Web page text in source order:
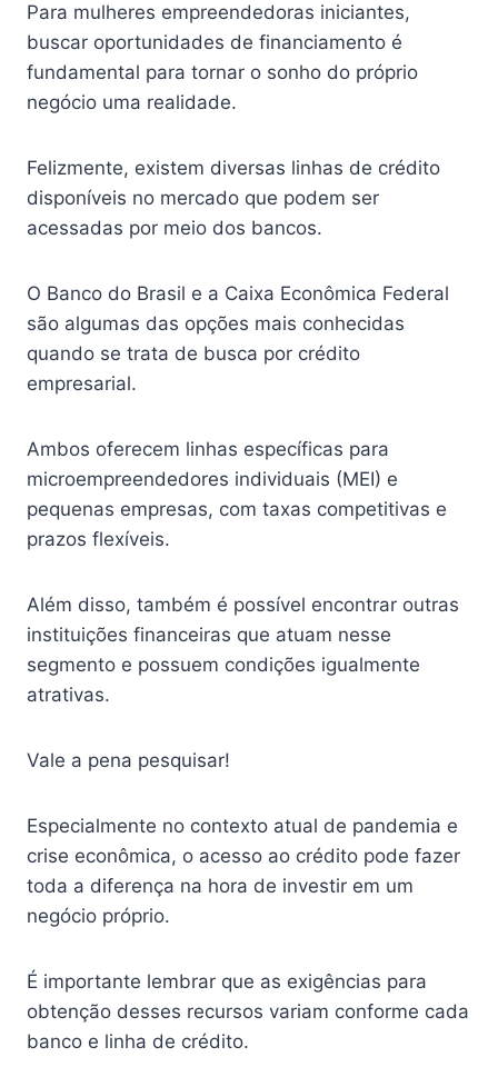
Para mulheres empreendedoras iniciantes,
buscar oportunidades de financiamento é
fundamental para tornar o sonho do próprio
negócio uma realidade.
Felizmente, existem diversas linhas de crédito
disponíveis no mercado que podem ser
acessadas por meio dos bancos.
O Banco do Brasil e a Caixa Econômica Federal
são algumas das opções mais conhecidas
quando se trata de busca por crédito
empresarial.
Ambos oferecem linhas específicas para
microempreendedores individuais (MEI) e
pequenas empresas, com taxas competitivas e
prazos flexíveis.
Além disso, também é possível encontrar outras
instituições financeiras que atuam nesse
segmento e possuem condições igualmente
atrativas.
Vale a pena pesquisar!
Especialmente no contexto atual de pandemia e
crise econômica, o acesso ao crédito pode fazer
toda a diferença na hora de investir em um
negócio próprio.
É importante lembrar que as exigências para
obtenção desses recursos variam conforme cada
banco e linha de crédito.